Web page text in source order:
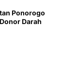
Ponorogo
Darah